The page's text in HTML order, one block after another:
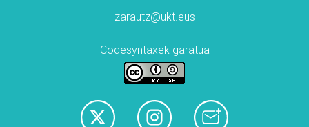
zarautz@ukt.eus
Codesyntaxek garatua